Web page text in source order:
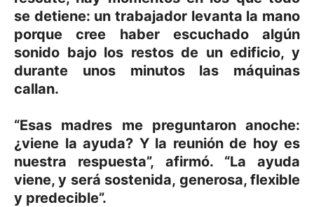
se detiene: un trabajador levanta la mano
porque cree haber escuchado algún
sonido bajo los restos de un edificio, y
durante unos minutos las máquinas
callan.
“Esas madres me preguntaron anoche:
¿viene la ayuda? Y la reunión de hoy es
nuestra respuesta”, afirmó. “La ayuda
viene, y será sostenida, generosa, flexible
y predecible”.